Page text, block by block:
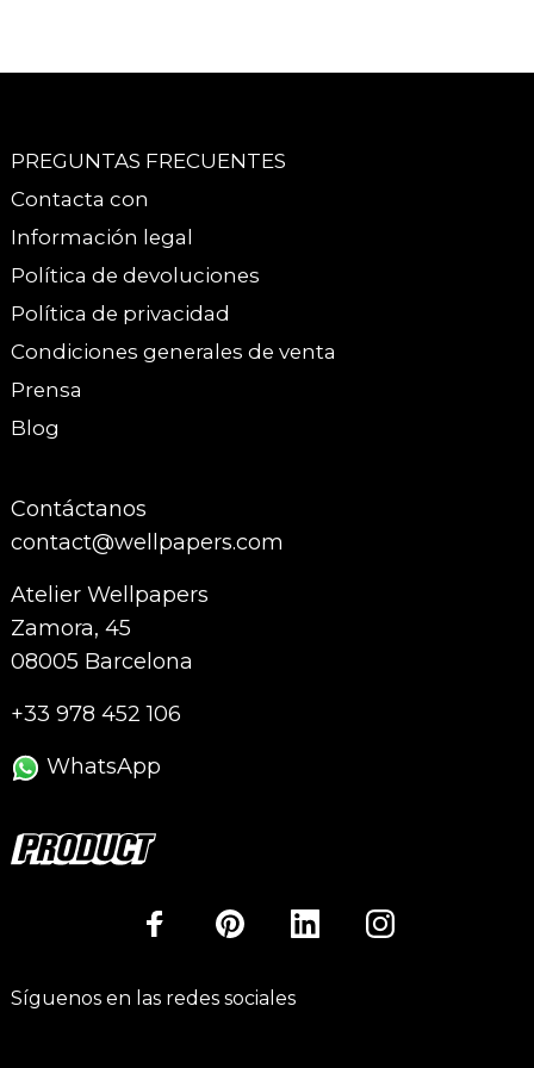
PREGUNTAS FRECUENTES
Contacta con
Información legal
Política de devoluciones
Política de privacidad
Condiciones generales de venta
Prensa
Blog
Contáctanos
contact@wellpapers.com
Atelier Wellpapers
Zamora, 45
08005 Barcelona
+33 978 452 106
WhatsApp
Síguenos en las redes sociales